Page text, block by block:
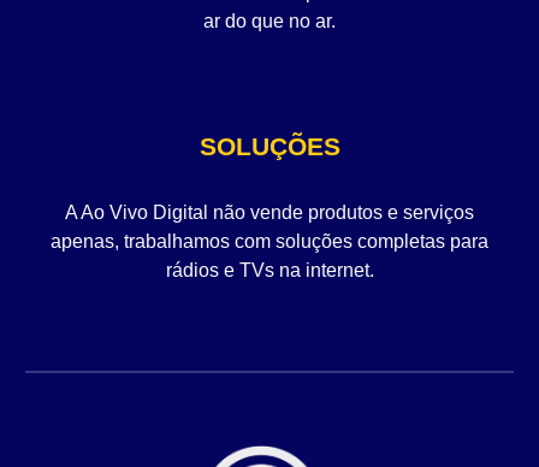
ar do que no ar.
SOLUÇÕES
A Ao Vivo Digital não vende produtos e serviços
apenas, trabalhamos com soluções completas para
rádios e TVs na internet.